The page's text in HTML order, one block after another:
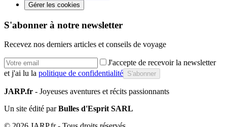
Gérer les cookies
S'abonner à notre newsletter
Recevez nos derniers articles et conseils de voyage
J'accepte de recevoir la newsletter
et j'ai lu la politique de confidentialité S'abonner
JARP.fr - Joyeuses aventures et récits passionnants
Un site édité parBulles d'Esprit SARL